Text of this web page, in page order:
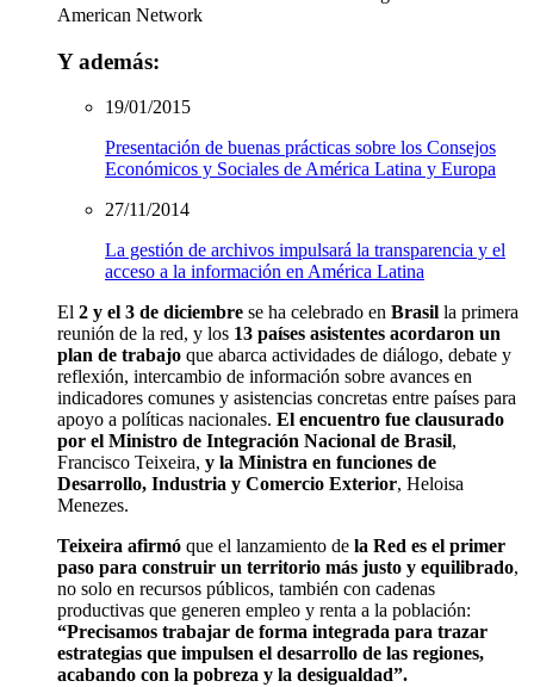
American Network
Y además:
19/01/2015
Presentación de buenas prácticas sobre los Consejos
Económicos y Sociales de América Latina y Europa
27/11/2014
La gestión de archivos impulsará la transparencia y el
acceso a la información en América Latina
El 2 y el 3 de diciembre se ha celebrado en Brasil la primera
reunión de la red, y los 13 países asistentes acordaron un
plan de trabajo que abarca actividades de diálogo, debate y
reflexión, intercambio de información sobre avances en
indicadores comunes y asistencias concretas entre países para
apoyo a políticas nacionales. El encuentro fue clausurado
por el Ministro de Integración Nacional de Brasil,
Francisco Teixeira, y la Ministra en funciones de
Desarrollo, Industria y Comercio Exterior, Heloisa
Menezes.
Teixeira afirmó que el lanzamiento de la Red es el primer
paso para construir un territorio más justo y equilibrado,
no solo en recursos públicos, también con cadenas
productivas que generen empleo y renta a la población:
“Precisamos trabajar de forma integrada para trazar
estrategias que impulsen el desarrollo de las regiones,
acabando con la pobreza y la desigualdad”.